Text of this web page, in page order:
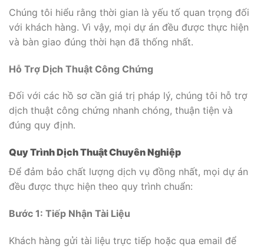
Chúng tôi hiểu rằng thời gian là yếu tố quan trọng đối
với khách hàng. Vì vậy, mọi dự án đều được thực hiện
và bàn giao đúng thời hạn đã thống nhất.
Hỗ Trợ Dịch Thuật Công Chứng
Đối với các hồ sơ cần giá trị pháp lý, chúng tôi hỗ trợ
dịch thuật công chứng nhanh chóng, thuận tiện và
đúng quy định.
Quy Trình Dịch Thuật Chuyên Nghiệp
Để đảm bảo chất lượng dịch vụ đồng nhất, mọi dự án
đều được thực hiện theo quy trình chuẩn:
Bước 1: Tiếp Nhận Tài Liệu
Khách hàng gửi tài liệu trực tiếp hoặc qua email để